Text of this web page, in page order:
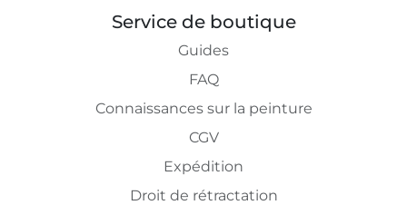
Service de boutique
Guides
FAQ
Connaissances sur la peinture
CGV
Expédition
Droit de rétractation